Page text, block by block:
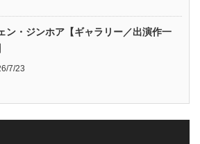
ン・ジンホア【ギャラリー／出演作一
7/23